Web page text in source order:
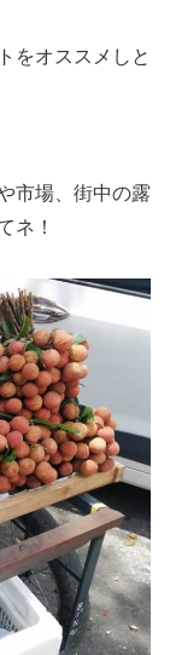
をオススメしと
市場、街中の露
ネ！